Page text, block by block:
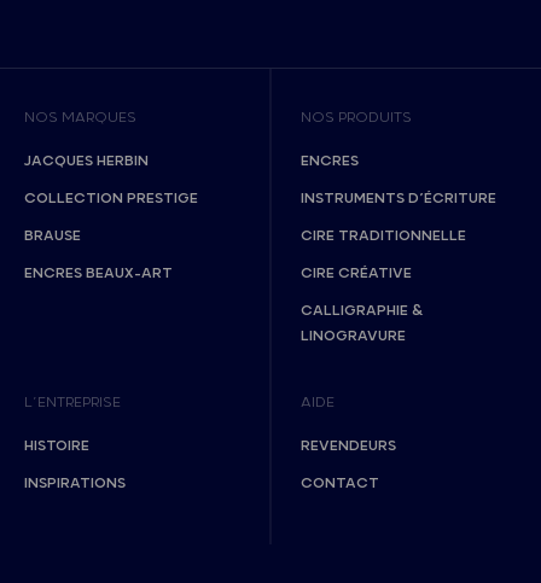
NOS MARQUES
JACQUES HERBIN
COLLECTION PRESTIGE
BRAUSE
ENCRES BEAUX-ART
NOS PRODUITS
ENCRES
INSTRUMENTS D’ÉCRITURE
CIRE TRADITIONNELLE
CIRE CRÉATIVE
CALLIGRAPHIE &
LINOGRAVURE
L’ENTREPRISE
HISTOIRE
INSPIRATIONS
AIDE
REVENDEURS
CONTACT